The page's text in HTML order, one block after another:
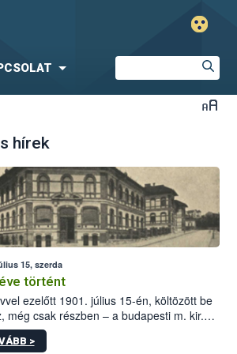
hírek
15, szerda
történt
ezelőtt 1901. július 15-én, költözött be
még csak részben – a budapesti m. kir.
állomás a Kis Rókus utca
alatti, Czigler Győző által tervezett új
>